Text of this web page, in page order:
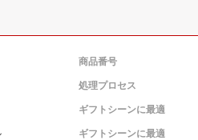
商品番号
処理プロセス
ギフトシーンに最適
ギフトシーンに最適